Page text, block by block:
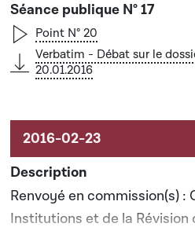
Séance publique N° 17
Point N° 20
Verbatim - Débat sur le
20.01.2016
Renvoyé en commission(s) :
Institutions et de la